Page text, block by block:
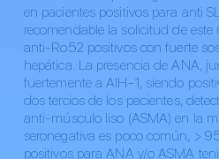
en pacientes positivos para anti
recomendable la solicitud de
anti-Ro52 positivos con fuerte
hepática. La presencia de ANA,
fuertemente a AIH-1, siendo
dos tercios de los pacientes,
anti-músculo liso (ASMA) en la
seronegativa es poco común, >
positivos para ANA y/o ASMA